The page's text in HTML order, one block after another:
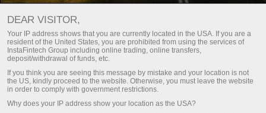
PLATAFORMA DE NEGOCIAÇÃO
ONLINE INSTAGEAR
Abrir conta de negociação
Abrir conta demo
DEAR VISITOR,
Your IP address shows that you are currently located in the USA. If you are a
resident of the United States, you are prohibited from using the services of
InstaFintech Group including online trading, online transfers,
deposit/withdrawal of funds, etc.
If you think you are seeing this message by mistake and your location is not
the US, kindly proceed to the website. Otherwise, you must leave the website
in order to comply with government restrictions.
Why does your IP address show your location as the USA?